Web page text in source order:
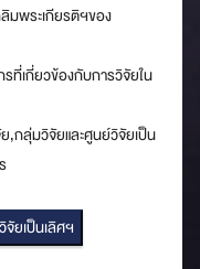
มพระเกียรติฯของ
เกี่ยวข้องกับการวิจัยใน
,กลุ่มวิจัยและศูนย์วิจัยเป็น
ยเป็นเลิศฯ